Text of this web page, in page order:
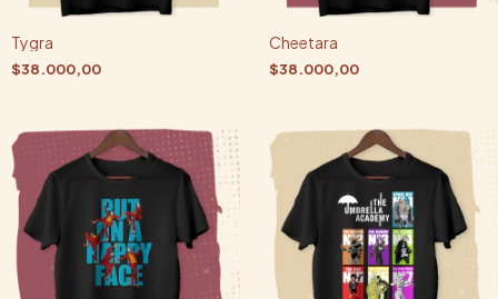
Tygra
$38.000,00
Cheetara
$38.000,00